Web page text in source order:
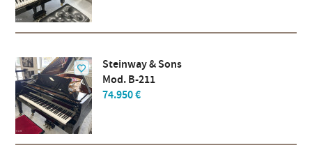
Steinway & Sons
Mod. B-211
74.950 €